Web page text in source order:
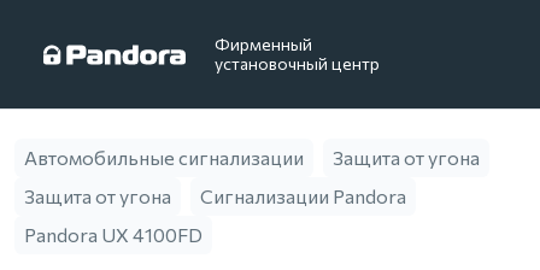
Фирменный
установочный центр
Автомобильные сигнализации
Защита от угона
Защита от угона
Сигнализации Pandora
Pandora UX 4100FD